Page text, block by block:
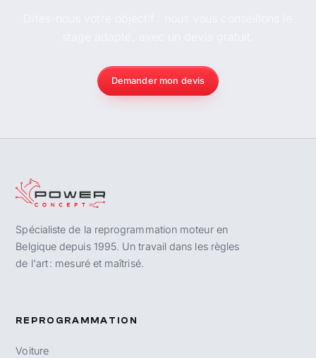
Demander mon devis
Spécialiste de la reprogrammation moteur en
Belgique depuis 1995. Un travail dans les règles
de l'art : mesuré et maîtrisé.
REPROGRAMMATION
Voiture